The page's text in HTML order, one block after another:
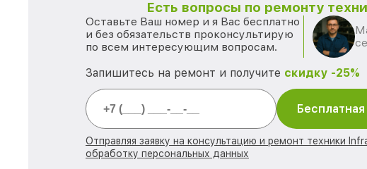
Есть вопросы по ремонту
Оставьте Ваш номер и я Вас бесплатно
и без обязательств проконсультирую
по всем интересующим вопросам.
Запишитесь на ремонт и получите скидку -25%
Отправляя заявку на консультацию и ремонт техники
обработку персональных данных